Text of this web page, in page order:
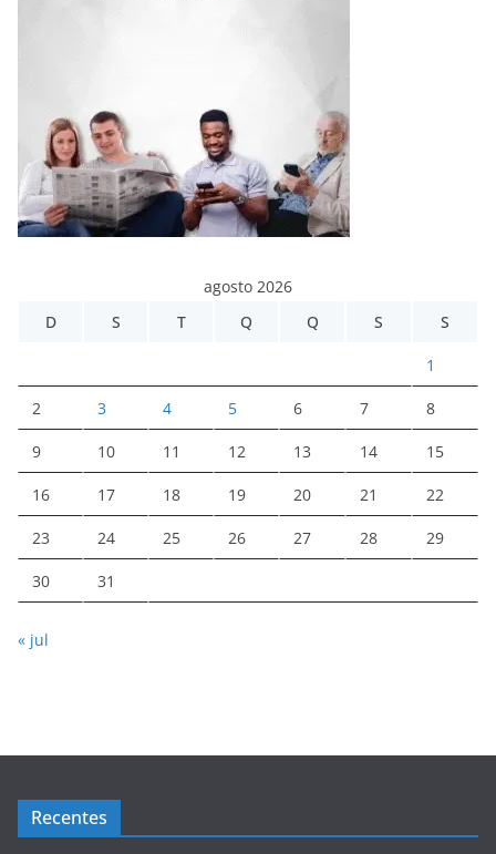
agosto 2026
D
S T Q Q S S
1
2 3 4 5 6 7 8
9 10 11 12 13 14 15
16 17 18 19 20 21 22
23 24 25 26 27 28 29
30 31
« jul
Recentes